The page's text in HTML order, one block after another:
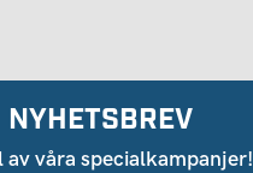
NYHETSBREV
av våra specialkampanjer!